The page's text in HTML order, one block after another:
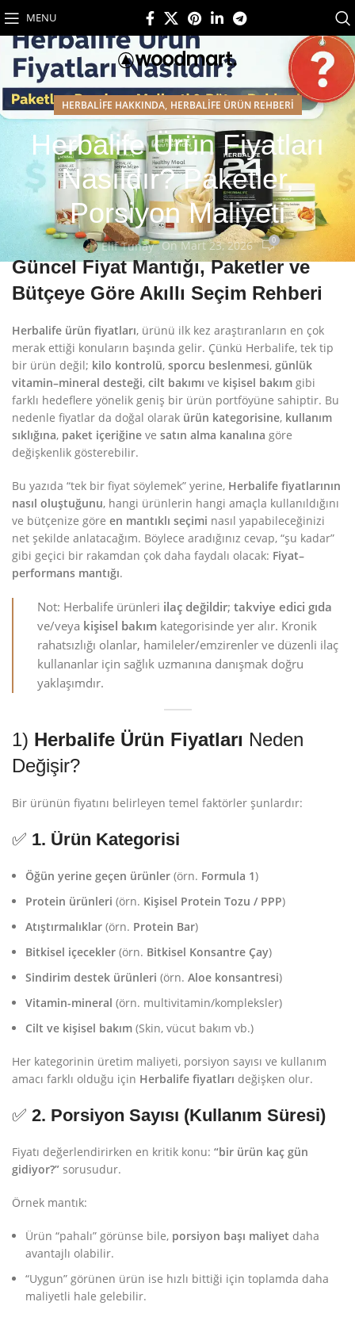
MENU
HERBALIFE HAKKINDA, HERBALIFE ÜRÜN REHBERI
Herbalife Ürün Fiyatları
Nasıldır? Paketler,
Porsiyon Maliyeti
Elif Tunay On Mart 23, 2026 0
Güncel Fiyat Mantığı, Paketler ve
Bütçeye Göre Akıllı Seçim Rehberi
Herbalife ürün fiyatları, ürünü ilk kez araştıranların en çok
merak ettiği konuların başında gelir. Çünkü Herbalife, tek tip
bir ürün değil; kilo kontrolü, sporcu beslenmesi, günlük
vitamin–mineral desteği, cilt bakımı ve kişisel bakım gibi
farklı hedeflere yönelik geniş bir ürün portföyüne sahiptir. Bu
nedenle fiyatlar da doğal olarak ürün kategorisine, kullanım
sıklığına, paket içeriğine ve satın alma kanalına göre
değişkenlik gösterebilir.
Bu yazıda “tek bir fiyat söylemek” yerine, Herbalife fiyatlarının
nasıl oluştuğunu, hangi ürünlerin hangi amaçla kullanıldığını
ve bütçenize göre en mantıklı seçimi nasıl yapabileceğinizi
net şekilde anlatacağım. Böylece aradığınız cevap, “şu kadar”
gibi geçici bir rakamdan çok daha faydalı olacak: Fiyat–
performans mantığı.
Not: Herbalife ürünleri ilaç değildir; takviye edici gıda
ve/veya kişisel bakım kategorisinde yer alır. Kronik
rahatsızlığı olanlar, hamileler/emzirenler ve düzenli ilaç
kullananlar için sağlık uzmanına danışmak doğru
yaklaşımdır.
1) Herbalife Ürün Fiyatları Neden
Değişir?
Bir ürünün fiyatını belirleyen temel faktörler şunlardır:
✅ 1. Ürün Kategorisi
Öğün yerine geçen ürünler (örn. Formula 1)
Protein ürünleri (örn. Kişisel Protein Tozu / PPP)
Atıştırmalıklar (örn. Protein Bar)
Bitkisel içecekler (örn. Bitkisel Konsantre Çay)
Sindirim destek ürünleri (örn. Aloe konsantresi)
Vitamin-mineral (örn. multivitamin/kompleksler)
Cilt ve kişisel bakım (Skin, vücut bakım vb.)
Her kategorinin üretim maliyeti, porsiyon sayısı ve kullanım
amacı farklı olduğu için Herbalife fiyatları değişken olur.
✅ 2. Porsiyon Sayısı (Kullanım Süresi)
Fiyatı değerlendirirken en kritik konu: “bir ürün kaç gün
gidiyor?” sorusudur.
Örnek mantık:
Ürün “pahalı” görünse bile, porsiyon başı maliyet daha
avantajlı olabilir.
“Uygun” görünen ürün ise hızlı bittiği için toplamda daha
maliyetli hale gelebilir.